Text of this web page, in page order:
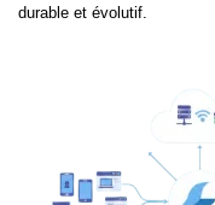
durable et évolutif.